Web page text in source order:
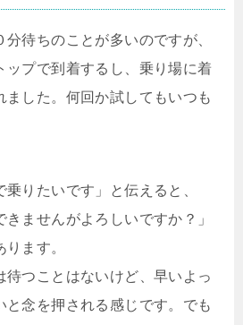
待ちのことが多いのですが、
ップで到着するし、乗り場に着
ました。何回か試してもいつも
乗りたいです」と伝えると、
きませんがよろしいですか？」
ます。
待つことはないけど、早いよっ
と念を押される感じです。でも